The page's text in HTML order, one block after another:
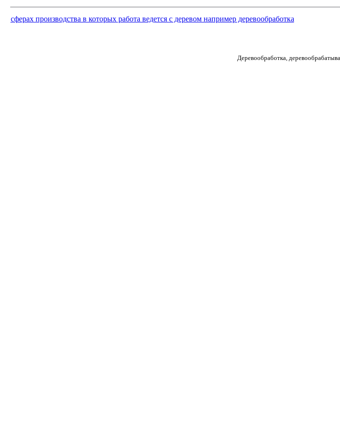
сферах производства в которых работа ведется с деревом например деревообработка
Деревообработка,